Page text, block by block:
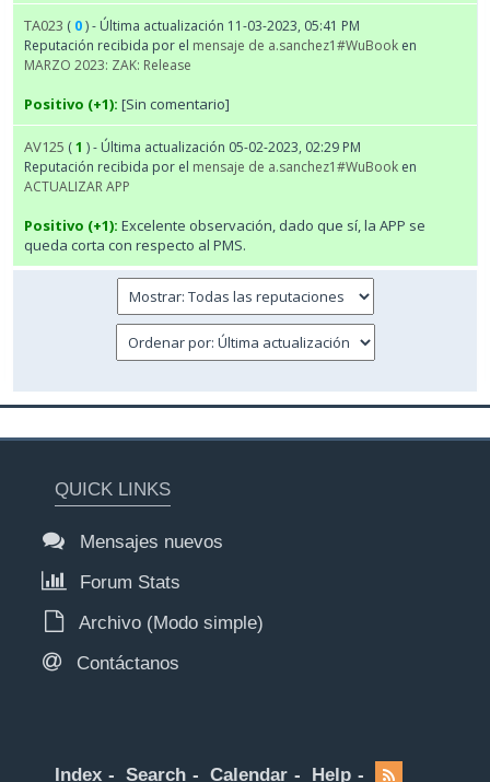
TA023 ( 0) - Última actualización 11-03-2023, 05:41 PM
Reputación recibida por el mensaje de a.sanchez1#WuBook en
MARZO 2023: ZAK: Release
Positivo (+1): [Sin comentario]
AV125 (1 ) - Última actualización 05-02-2023, 02:29 PM
Reputación recibida por el mensaje de a.sanchez1#WuBook en
ACTUALIZAR APP
Positivo (+1): Excelente observación, dado que sí, la APP se
queda corta con respecto al PMS.
QUICK LINKS
Mensajes nuevos
Forum Stats
Archivo (Modo simple)
Contáctanos
Index Search Calendar Help